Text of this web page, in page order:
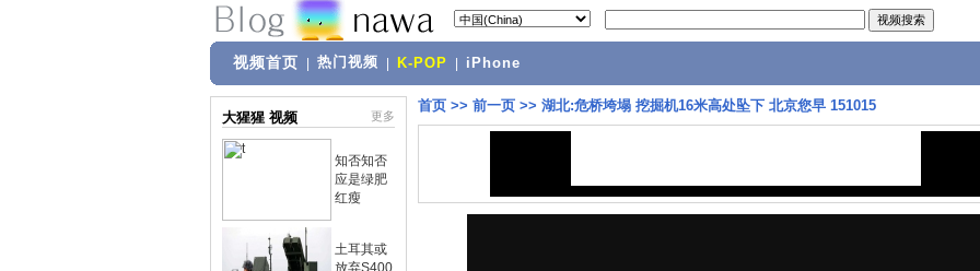
视频首页 热门视频 K-POP iPhone
大猩猩 视频 更多
知否知否
应是绿肥
红瘦
土耳其或
放弃S400
首页 >> 前一页 >> 湖北:危桥垮塌 挖掘机16米高处坠下 北京您早 151015